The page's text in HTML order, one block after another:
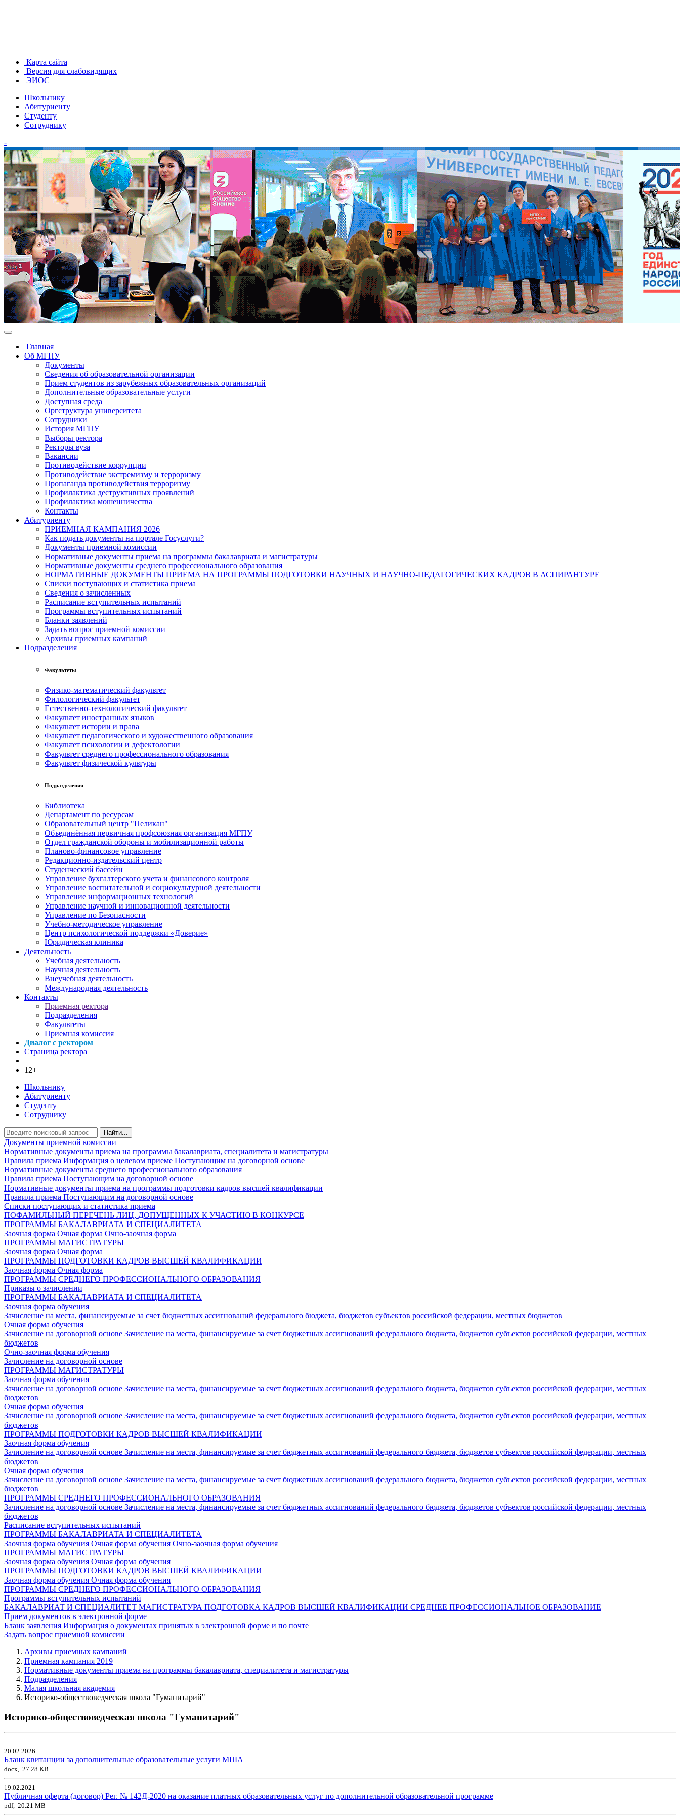
Карта сайта
Версия для слабовидящих
ЭИОС
Школьнику
Абитуриенту
Студенту
Сотруднику
-
Главная
Об МГПУ
Документы
Сведения об образовательной организации
Прием студентов из зарубежных образовательных организаций
Дополнительные образовательные услуги
Доступная среда
Оргструктура университета
Сотрудники
История МГПУ
Выборы ректора
Ректоры вуза
Вакансии
Противодействие коррупции
Противодействие экстремизму и терроризму
Пропаганда противодействия терроризму
Профилактика деструктивных проявлений
Профилактика мошенничества
Контакты
Абитуриенту
ПРИЕМНАЯ КАМПАНИЯ 2026
Как подать документы на портале Госуслуги?
Документы приемной комиссии
Нормативные документы приема на программы бакалавриата и магистратуры
Нормативные документы среднего профессионального образования
НОРМАТИВНЫЕ ДОКУМЕНТЫ ПРИЕМА НА ПРОГРАММЫ ПОДГОТОВКИ НАУЧНЫХ И НАУЧНО-ПЕДАГОГИЧЕСКИХ КАДРОВ В АСПИРАНТУРЕ
Списки поступающих и статистика приема
Сведения о зачисленных
Расписание вступительных испытаний
Программы вступительных испытаний
Бланки заявлений
Задать вопрос приемной комиссии
Архивы приемных кампаний
Подразделения
Факультеты
Физико-математический факультет
Филологический факультет
Естественно-технологический факультет
Факультет иностранных языков
Факультет истории и права
Факультет педагогического и художественного образования
Факультет психологии и дефектологии
Факультет среднего профессионального образования
Факультет физической культуры
Подразделения
Библиотека
Департамент по ресурсам
Образовательный центр "Пеликан"
Объединённая первичная профсоюзная организация МГПУ
Отдел гражданской обороны и мобилизационной работы
Планово-финансовое управление
Редакционно-издательский центр
Студенческий бассейн
Управление бухгалтерского учета и финансового контроля
Управление воспитательной и социокультурной деятельности
Управление информационных технологий
Управление научной и инновационной деятельности
Управление по Безопасности
Учебно-методическое управление
Центр психологической поддержки «Доверие»
Юридическая клиника
Деятельность
Учебная деятельность
Научная деятельность
Внеучебная деятельность
Международная деятельность
Контакты
Приемная ректора
Подразделения
Факультеты
Приемная комиссия
Диалог с ректором
Страница ректора
12+
Школьнику
Абитуриенту
Студенту
Сотруднику
Найти...
Документы приемной комиссии
Нормативные документы приема на программы бакалавриата, специалитета и магистратуры
Правила приема Информация о целевом приеме Поступающим на договорной основе
Нормативные документы среднего профессионального образования
Правила приема Поступающим на договорной основе
Нормативные документы приема на программы подготовки кадров высшей квалификации
Правила приема Поступающим на договорной основе
Списки поступающих и статистика приема
ПОФАМИЛЬНЫЙ ПЕРЕЧЕНЬ ЛИЦ, ДОПУЩЕННЫХ К УЧАСТИЮ В КОНКУРСЕ
ПРОГРАММЫ БАКАЛАВРИАТА И СПЕЦИАЛИТЕТА
Заочная форма Очная форма Очно-заочная форма
ПРОГРАММЫ МАГИСТРАТУРЫ
Заочная форма Очная форма
ПРОГРАММЫ ПОДГОТОВКИ КАДРОВ ВЫСШЕЙ КВАЛИФИКАЦИИ
Заочная форма Очная форма
ПРОГРАММЫ СРЕДНЕГО ПРОФЕССИОНАЛЬНОГО ОБРАЗОВАНИЯ
Приказы о зачислении
ПРОГРАММЫ БАКАЛАВРИАТА И СПЕЦИАЛИТЕТА
Заочная форма обучения
Зачисление на места, финансируемые за счет бюджетных ассигнований федерального бюджета, бюджетов субъектов российской федерации, местных бюджетов
Очная форма обучения
Зачисление на договорной основе Зачисление на места, финансируемые за счет бюджетных ассигнований федерального бюджета, бюджетов субъектов российской федерации, местных
бюджетов
Очно-заочная форма обучения
Зачисление на договорной основе
ПРОГРАММЫ МАГИСТРАТУРЫ
Заочная форма обучения
Зачисление на договорной основе Зачисление на места, финансируемые за счет бюджетных ассигнований федерального бюджета, бюджетов субъектов российской федерации, местных
бюджетов
Очная форма обучения
Зачисление на договорной основе Зачисление на места, финансируемые за счет бюджетных ассигнований федерального бюджета, бюджетов субъектов российской федерации, местных
бюджетов
ПРОГРАММЫ ПОДГОТОВКИ КАДРОВ ВЫСШЕЙ КВАЛИФИКАЦИИ
Заочная форма обучения
Зачисление на договорной основе Зачисление на места, финансируемые за счет бюджетных ассигнований федерального бюджета, бюджетов субъектов российской федерации, местных
бюджетов
Очная форма обучения
Зачисление на договорной основе Зачисление на места, финансируемые за счет бюджетных ассигнований федерального бюджета, бюджетов субъектов российской федерации, местных
бюджетов
ПРОГРАММЫ СРЕДНЕГО ПРОФЕССИОНАЛЬНОГО ОБРАЗОВАНИЯ
Зачисление на договорной основе Зачисление на места, финансируемые за счет бюджетных ассигнований федерального бюджета, бюджетов субъектов российской федерации, местных
бюджетов
Расписание вступительных испытаний
ПРОГРАММЫ БАКАЛАВРИАТА И СПЕЦИАЛИТЕТА
Заочная форма обучения Очная форма обучения Очно-заочная форма обучения
ПРОГРАММЫ МАГИСТРАТУРЫ
Заочная форма обучения Очная форма обучения
ПРОГРАММЫ ПОДГОТОВКИ КАДРОВ ВЫСШЕЙ КВАЛИФИКАЦИИ
Заочная форма обучения Очная форма обучения
ПРОГРАММЫ СРЕДНЕГО ПРОФЕССИОНАЛЬНОГО ОБРАЗОВАНИЯ
Программы вступительных испытаний
БАКАЛАВРИАТ И СПЕЦИАЛИТЕТ МАГИСТРАТУРА ПОДГОТОВКА КАДРОВ ВЫСШЕЙ КВАЛИФИКАЦИИ СРЕДНЕЕ ПРОФЕССИОНАЛЬНОЕ ОБРАЗОВАНИЕ
Прием документов в электронной форме
Бланк заявления Информация о документах принятых в электронной форме и по почте
Задать вопрос приемной комиссии
Архивы приемных кампаний
Приемная кампания 2019
Нормативные документы приема на программы бакалавриата, специалитета и магистратуры
Подразделения
Малая школьная академия
Историко-обществоведческая школа "Гуманитарий"
Историко-обществоведческая школа "Гуманитарий"
20.02.2026
Бланк квитанции за дополнительные образовательные услуги МША
docx, 27.28 KB
19.02.2021
Публичная оферта (договор) Рег. № 142Д-2020 на оказание платных образовательных услуг по дополнительной образовательной программе
pdf, 20.21 MB